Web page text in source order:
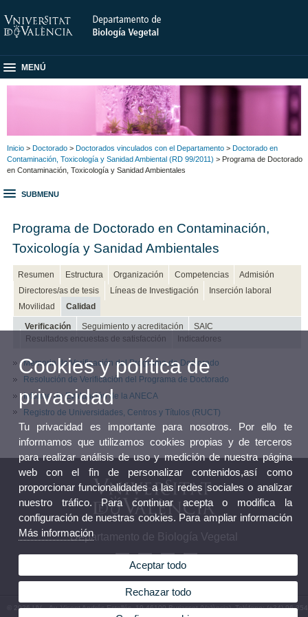
MENÚ
Inicio > Doctorado > Doctorados vinculados con el Departamento > Doctorado en
Contaminación, Toxicología y Sanidad Ambiental (RD 99/2011) > Programa de Doctorado
en Contaminación, Toxicología y Sanidad Ambientales
SUBMENU
Programa de Doctorado en Contaminación,
Toxicología y Sanidad Ambientales
Resumen Estructura Organización Competencias
Admisión
Directores/as de tesis
Líneas de Investigación
Inserción laboral
Movilidad
Calidad
Verificación Seguimiento y acreditación
SAIC
Resultados encuestas de satisfacción
Indicadores
Memoria de Verificación del Programa de Doctorado
Resolución de Verificación del Programa de Doctorado
Informe de Evaluación de la ANECA
Registro de Universidades, Centros y Títulos (RUCT)
Departamento de Biología Vegetal
© 2026 UV. - Av. Vicent Andrés Estellés, 19 46100 Burjassot (València). Teléfono: (+34) 96 354
Cookies y política de
privacidad
Tu privacidad es importante para nosotros. Por ello te
informamos que utilizamos cookies propias y de terceros
para realizar análisis de uso y medición de nuestra página
web con el fin de personalizar contenidos,así como
proporcionar funcionalidades a las redes sociales o analizar
nuestro tráfico. Para continuar acepta o modifica la
configuración de nuestras cookies. Para ampliar información
Más información
Aceptar todo
Rechazar todo